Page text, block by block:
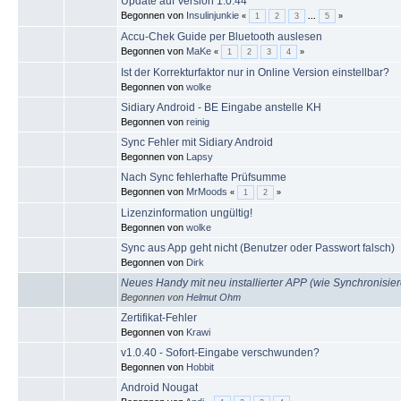
Begonnen von Insulinjunkie « 1 2 3 5 »
Accu-Chek Guide per Bluetooth auslesen
Begonnen von MaKe « 1 2 3 4 »
Ist der Korrekturfaktor nur in Online Version einstellbar?
Begonnen von wolke
Sidiary Android - BE Eingabe anstelle KH
Begonnen von reinig
Sync Fehler mit Sidiary Android
Begonnen von Lapsy
Nach Sync fehlerhafte Prüfsumme
Begonnen von MrMoods « 1 2 »
Lizenzinformation ungültig!
Begonnen von wolke
Sync aus App geht nicht (Benutzer oder Passwort falsch)
Begonnen von Dirk
Neues Handy mit neu installierter APP (wie
Begonnen von Helmut Ohm
Zertifikat-Fehler
Begonnen von Krawi
v1.0.40 - Sofort-Eingabe verschwunden?
Begonnen von Hobbit
Android Nougat